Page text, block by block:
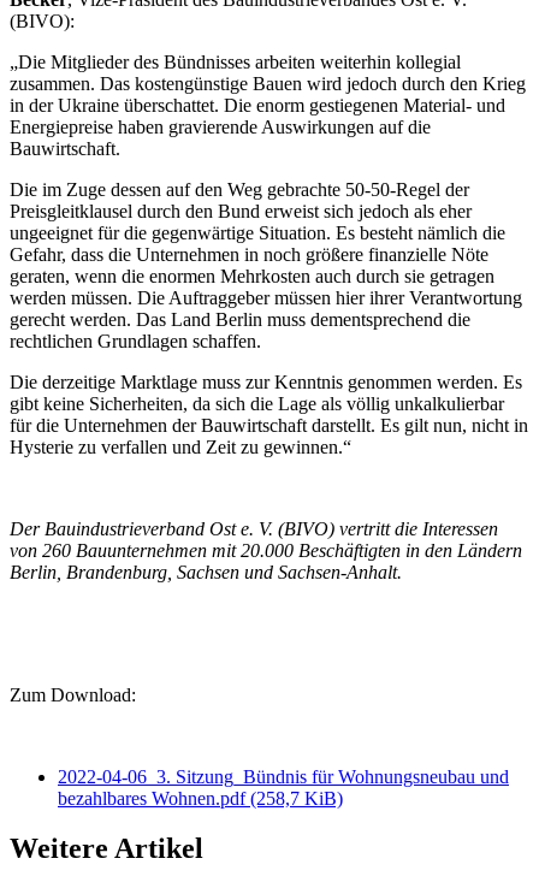
(BIVO):
„Die Mitglieder des Bündnisses arbeiten weiterhin kollegial
zusammen. Das kostengünstige Bauen wird jedoch durch den Krieg
in der Ukraine überschattet. Die enorm gestiegenen Material- und
Energiepreise haben gravierende Auswirkungen auf die
Bauwirtschaft.
Die im Zuge dessen auf den Weg gebrachte 50-50-Regel der
Preisgleitklausel durch den Bund erweist sich jedoch als eher
ungeeignet für die gegenwärtige Situation. Es besteht nämlich die
Gefahr, dass die Unternehmen in noch größere finanzielle Nöte
geraten, wenn die enormen Mehrkosten auch durch sie getragen
werden müssen. Die Auftraggeber müssen hier ihrer Verantwortung
gerecht werden. Das Land Berlin muss dementsprechend die
rechtlichen Grundlagen schaffen.
Die derzeitige Marktlage muss zur Kenntnis genommen werden. Es
gibt keine Sicherheiten, da sich die Lage als völlig unkalkulierbar
für die Unternehmen der Bauwirtschaft darstellt. Es gilt nun, nicht in
Hysterie zu verfallen und Zeit zu gewinnen.“
Der Bauindustrieverband Ost e. V. (BIVO) vertritt die Interessen
von 260 Bauunternehmen mit 20.000 Beschäftigten in den Ländern
Berlin, Brandenburg, Sachsen und Sachsen-Anhalt.
Zum Download:
2022-04-06_3. Sitzung_Bündnis für Wohnungsneubau und
bezahlbares Wohnen.pdf(258,7 KiB)
Weitere Artikel